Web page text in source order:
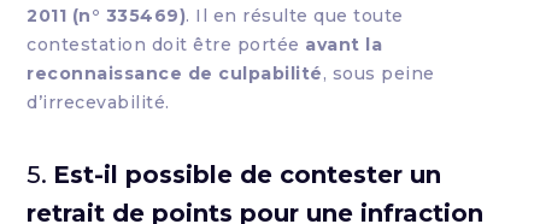
2011 (n° 335469). Il en résulte que toute
contestation doit être portée avant la
reconnaissance de culpabilité, sous peine
d’irrecevabilité.
5. Est-il possible de contester un
retrait de points pour une infraction